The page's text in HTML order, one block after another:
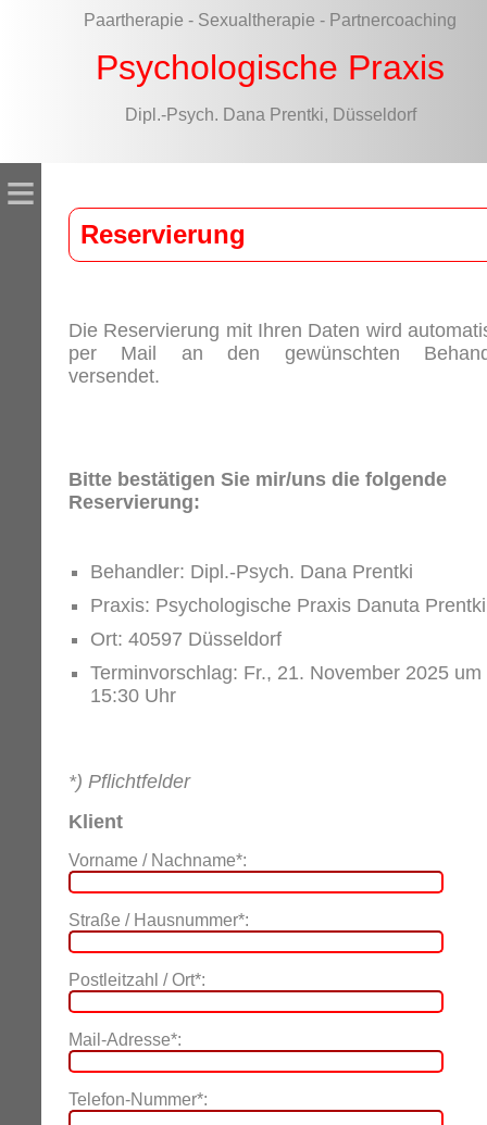
Paartherapie - Sexualtherapie - Partnercoaching
Psychologische Praxis
Dipl.-Psych. Dana Prentki, Düsseldorf
≡
Reservierung
Die Reservierung mit Ihren Daten wird
per Mail an den gewünschten
versendet.
Bitte bestätigen Sie mir/uns die folgende
Reservierung:
Behandler: Dipl.-Psych. Dana Prentki
Praxis: Psychologische Praxis Danuta Prentki
Ort: 40597 Düsseldorf
Terminvorschlag: Fr., 21. November 2025 um
15:30 Uhr
*) Pflichtfelder
Klient
Vorname / Nachname*:
Straße / Hausnummer*:
Postleitzahl / Ort*:
Mail-Adresse*:
Telefon-Nummer*: